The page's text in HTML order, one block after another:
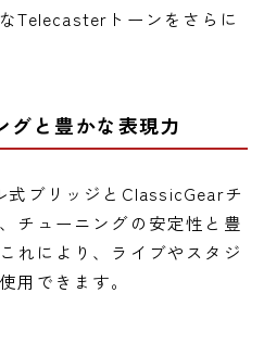
Telecasterトーンをさらに
グと豊かな表現力
式ブリッジとClassicGearチ
チューニングの安定性と豊
れにより、ライブやスタジ
用できます。